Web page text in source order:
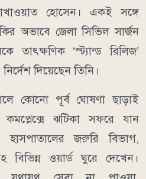
সাখাওয়াত হোসেন। একই সঙ্গে
অভাবে জেলা সিভিল সার্জন
‘স্ট্যান্ড রিলিজ’
দিয়েছেন তিনি।
কোনো পূর্ব ঘোষণা ছাড়াই
কমপ্লেক্সে ঝটিকা সফরে যান
হাসপাতালের জরুরি বিভাগ,
ওয়ার্ড ঘুরে দেখেন।